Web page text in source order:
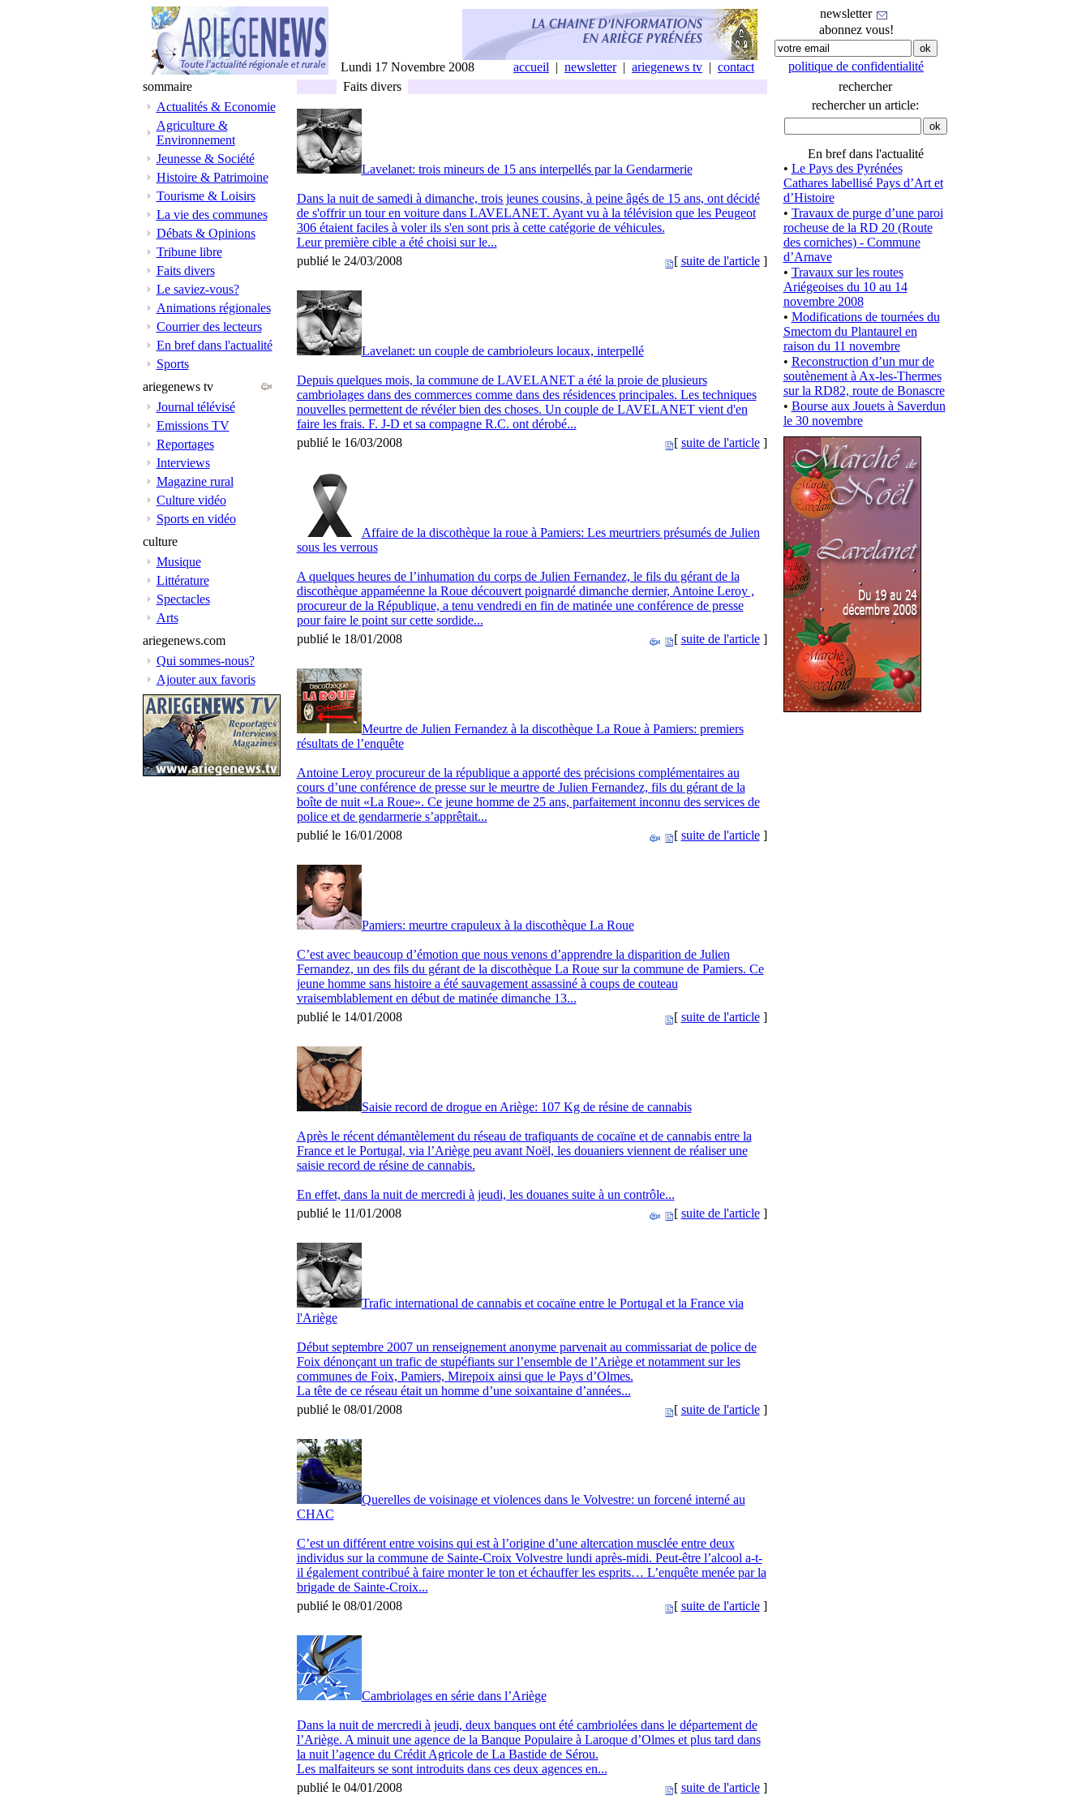
Lundi 17 Novembre 2008 accueil | newsletter| ariegenews tv | contact
newsletter
abonnez vous!
politique de confidentialité
sommaire
Actualités & Economie
Agriculture &
Environnement
Jeunesse & Société
Histoire & Patrimoine
Tourisme & Loisirs
La vie des communes
Débats & Opinions
Tribune libre
Faits divers
Le saviez-vous?
Animations régionales
Courrier des lecteurs
En bref dans l'actualité
Sports
ariegenews tv
Journal télévisé
Emissions TV
Reportages
Interviews
Magazine rural
Culture vidéo
Sports en vidéo
culture
Musique
Littérature
Spectacles
Arts
ariegenews.com
Qui sommes-nous?
Ajouter aux favoris
Faits divers
Lavelanet: trois mineurs de 15 ans interpellés par la Gendarmerie
Dans la nuit de samedi à dimanche, trois jeunes cousins, à peine âgés de 15 ans, ont décidé
de s'offrir un tour en voiture dans LAVELANET. Ayant vu à la télévision que les Peugeot
306 étaient faciles à voler ils s'en sont pris à cette catégorie de véhicules.
Leur première cible a été choisi sur le...
publié le 24/03/2008
[ suite de l'article]
Lavelanet: un couple de cambrioleurs locaux, interpellé
Depuis quelques mois, la commune de LAVELANET a été la proie de plusieurs
cambriolages dans des commerces comme dans des résidences principales. Les techniques
nouvelles permettent de révéler bien des choses. Un couple de LAVELANET vient d'en
faire les frais. F. J-D et sa compagne R.C. ont dérobé...
publié le 16/03/2008
[ suite de l'article]
Affaire de la discothèque la roue à Pamiers: Les meurtriers présumés de Julien
sous les verrous
A quelques heures de l’inhumation du corps de Julien Fernandez, le fils du gérant de la
discothèque appaméenne la Roue découvert poignardé dimanche dernier, Antoine Leroy ,
procureur de la République, a tenu vendredi en fin de matinée une conférence de presse
pour faire le point sur cette sordide...
publié le 18/01/2008
[ suite de l'article]
Meurtre de Julien Fernandez à la discothèque La Roue à Pamiers: premiers
résultats de l’enquête
Antoine Leroy procureur de la république a apporté des précisions complémentaires au
cours d’une conférence de presse sur le meurtre de Julien Fernandez, fils du gérant de la
boîte de nuit «La Roue». Ce jeune homme de 25 ans, parfaitement inconnu des services de
police et de gendarmerie s’apprêtait...
publié le 16/01/2008
[ suite de l'article]
Pamiers: meurtre crapuleux à la discothèque La Roue
C’est avec beaucoup d’émotion que nous venons d’apprendre la disparition de Julien
Fernandez, un des fils du gérant de la discothèque La Roue sur la commune de Pamiers. Ce
jeune homme sans histoire a été sauvagement assassiné à coups de couteau
vraisemblablement en début de matinée dimanche 13...
publié le 14/01/2008
[ suite de l'article]
Saisie record de drogue en Ariège: 107 Kg de résine de cannabis
Après le récent démantèlement du réseau de trafiquants de cocaïne et de cannabis entre la
France et le Portugal, via l’Ariège peu avant Noël, les douaniers viennent de réaliser une
saisie record de résine de cannabis.
En effet, dans la nuit de mercredi à jeudi, les douanes suite à un contrôle...
publié le 11/01/2008
[ suite de l'article]
Trafic international de cannabis et cocaïne entre le Portugal et la France via
l'Ariège
Début septembre 2007 un renseignement anonyme parvenait au commissariat de police de
Foix dénonçant un trafic de stupéfiants sur l’ensemble de l’Ariège et notamment sur les
communes de Foix, Pamiers, Mirepoix ainsi que le Pays d’Olmes.
La tête de ce réseau était un homme d’une soixantaine d’années...
publié le 08/01/2008
[ suite de l'article]
Querelles de voisinage et violences dans le Volvestre: un forcené interné au
CHAC
C’est un différent entre voisins qui est à l’origine d’une altercation musclée entre deux
individus sur la commune de Sainte-Croix Volvestre lundi après-midi. Peut-être l’alcool a-t-
il également contribué à faire monter le ton et échauffer les esprits… L’enquête menée par la
brigade de Sainte-Croix...
publié le 08/01/2008
[ suite de l'article]
Cambriolages en série dans l’Ariège
Dans la nuit de mercredi à jeudi, deux banques ont été cambriolées dans le département de
l’Ariège. A minuit une agence de la Banque Populaire à Laroque d’Olmes et plus tard dans
la nuit l’agence du Crédit Agricole de La Bastide de Sérou.
Les malfaiteurs se sont introduits dans ces deux agences en...
publié le 04/01/2008
[ suite de l'article]
rechercher
rechercher un article:
En bref dans l'actualité
• Le Pays des Pyrénées
Cathares labellisé Pays d’Art et
d’Histoire
• Travaux de purge d’une paroi
rocheuse de la RD 20 (Route
des corniches) - Commune
d’Arnave
• Travaux sur les routes
Ariégeoises du 10 au 14
novembre 2008
• Modifications de tournées du
Smectom du Plantaurel en
raison du 11 novembre
• Reconstruction d’un mur de
soutènement à Ax-les-Thermes
sur la RD82, route de Bonascre
• Bourse aux Jouets à Saverdun
le 30 novembre